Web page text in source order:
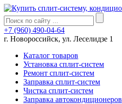
+7 (960) 490-04-64
г. Новороссийск, ул. Леселидзе 1
Каталог товаров
Установка сплит-систем
Ремонт сплит-систем
Заправка сплит-систем
Чистка сплит-систем
Заправка автокондиционеров